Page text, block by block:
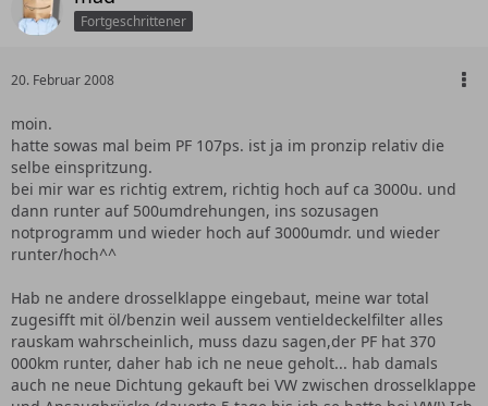
Fortgeschrittener
20. Februar 2008
moin.
hatte sowas mal beim PF 107ps. ist ja im pronzip relativ die
selbe einspritzung.
bei mir war es richtig extrem, richtig hoch auf ca 3000u. und
dann runter auf 500umdrehungen, ins sozusagen
notprogramm und wieder hoch auf 3000umdr. und wieder
runter/hoch^^
Hab ne andere drosselklappe eingebaut, meine war total
zugesifft mit öl/benzin weil aussem ventieldeckelfilter alles
rauskam wahrscheinlich, muss dazu sagen,der PF hat 370
000km runter, daher hab ich ne neue geholt... hab damals
auch ne neue Dichtung gekauft bei VW zwischen drosselklappe